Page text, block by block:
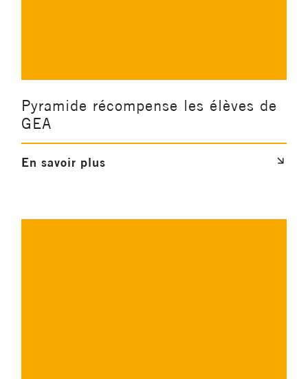
Pyramide récompense les élèves de
GEA
En savoir plus